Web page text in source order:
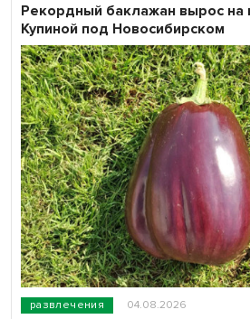
развлечения 04.08.2026
Рекордный баклажан вырос на
Купиной под Новосибирском